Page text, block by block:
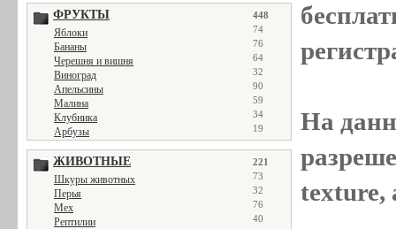
ФРУКТЫ 448
Яблоки 74
Бананы 76
Черешня и вишня 64
Виноград 32
Апельсины 90
Малина 59
Клубника 34
Арбузы 19
ЖИВОТНЫЕ 221
Шкуры животных 73
Перья 32
Мех 76
Рептилии 40
На
texture,